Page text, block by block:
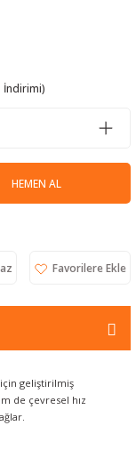
İndirimi)
HEMEN AL
için geliştirilmiş
de çevresel hız